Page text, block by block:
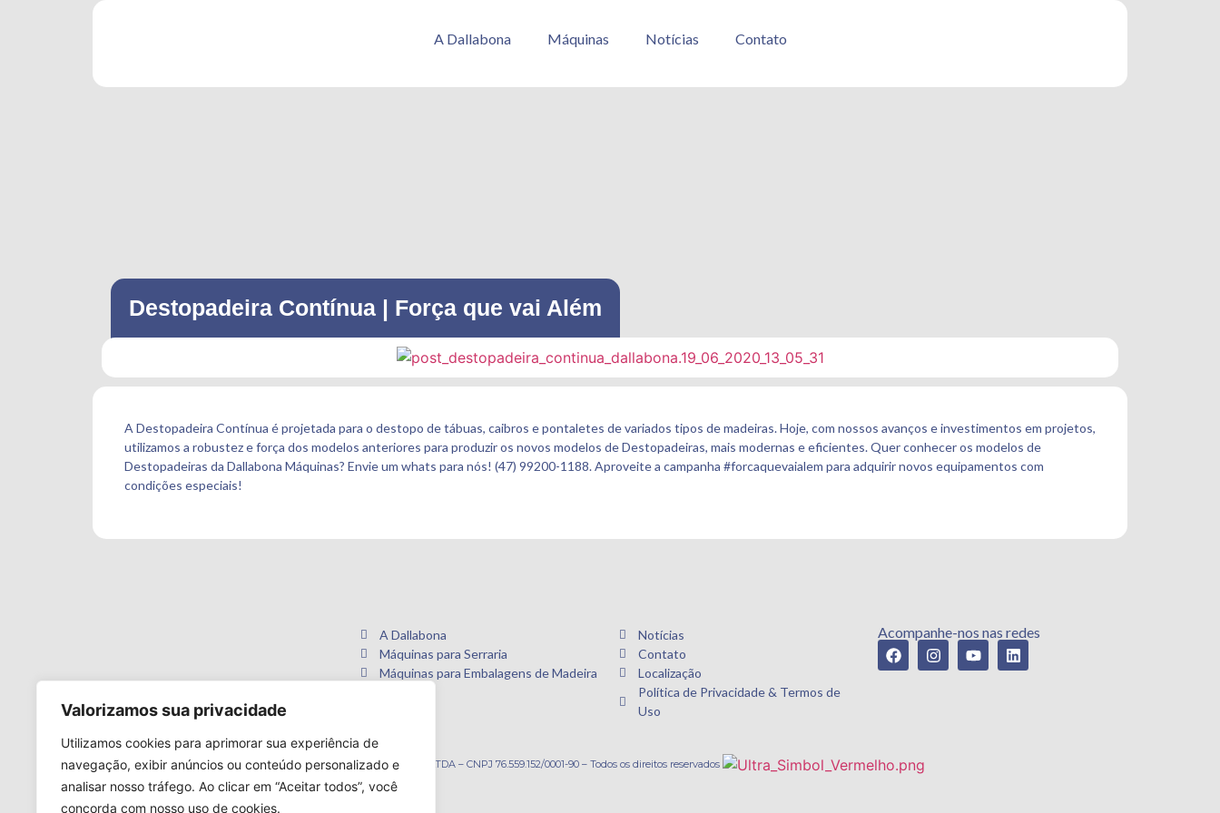
Valorizamos sua privacidade
Utilizamos cookies para aprimorar sua experiência de
navegação, exibir anúncios ou conteúdo personalizado e
analisar nosso tráfego. Ao clicar em “Aceitar todos”, você
concorda com nosso uso de cookies.
A Dallabona Máquinas Notícias Contato
Destopadeira Contínua | Força que vai Além
A Destopadeira Contínua é projetada para o destopo de tábuas, caibros e pontaletes de variados tipos de madeiras. Hoje, com nossos avanços e investimentos em projetos,
utilizamos a robustez e força dos modelos anteriores para produzir os novos modelos de Destopadeiras, mais modernas e eficientes. Quer conhecer os modelos de
Destopadeiras da Dallabona Máquinas? Envie um whats para nós! (47) 99200-1188. Aproveite a campanha #forcaquevaialem para adquirir novos equipamentos com
condições especiais!
A Dallabona
Máquinas para Serraria
Máquinas para Embalagens de Madeira
Notícias
Contato
Localização
Política de Privacidade & Termos de
Uso
Acompanhe-nos nas redes
© 2026 Dallabona Máquinas LTDA – CNPJ 76.559.152/0001-90 – Todos os direitos reservados